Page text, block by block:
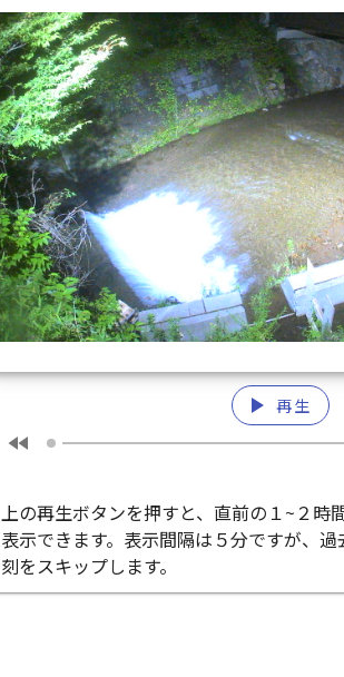
play_arrow 再生
fast_rewind
上の再生ボタンを押すと、直前の１~２時
表示できます。表示間隔は５分ですが、
刻をスキップします。